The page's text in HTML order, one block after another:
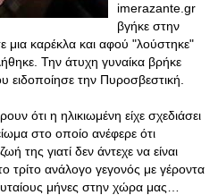
imerazante.gr
βγήκε στην
μια καρέκλα και αφού "λούστηκε"
Την άτυχη γυναίκα βρήκε
την Πυροσβεστική.
ότι η ηλικιωμένη είχε σχεδιάσει
στο οποίο ανέφερε ότι
της γιατί δεν άντεχε να είναι
τρίτο ανάλογο γεγονός με γέροντα
μήνες στην χώρα μας…